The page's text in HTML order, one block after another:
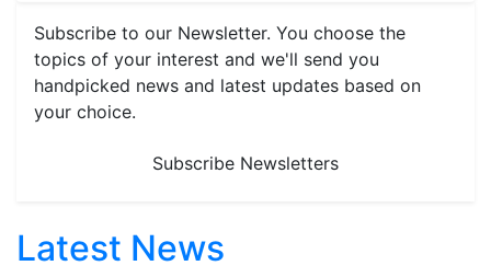
Subscribe to our Newsletter. You choose the
topics of your interest and we'll send you
handpicked news and latest updates based on
your choice.
Subscribe Newsletters
Latest News